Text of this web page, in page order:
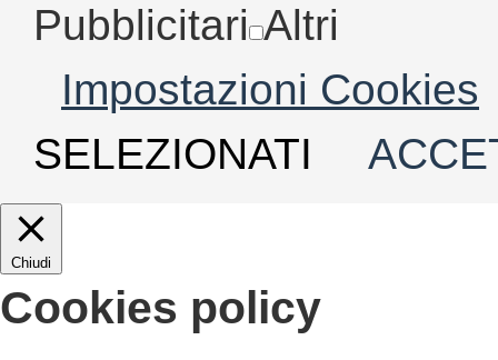
Pubblicitari Altri
Impostazioni Cookies
SELEZIONATI
Chiudi
Cookies policy